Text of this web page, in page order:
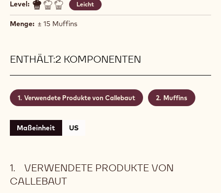
Level: Leicht
Menge: ± 15 Muffins
ENTHÄLT:2 KOMPONENTEN
Verwendete Produkte von Callebaut Muffins
Maßeinheit US
VERWENDETE PRODUKTE VON
CALLEBAUT